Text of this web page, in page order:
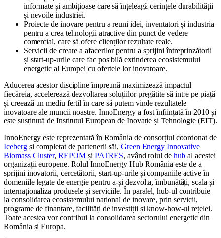
informate și ambițioase care să înțeleagă cerințele durabilității
și nevoile industriei.
Proiecte de inovare pentru a reuni idei, inventatori și industria
pentru a crea tehnologii atractive din punct de vedere
comercial, care să ofere clienților rezultate reale.
Servicii de creare a afacerilor pentru a sprijini întreprinzătorii
și start-up-urile care fac posibilă extinderea ecosistemului
energetic al Europei cu ofertele lor inovatoare.
Aducerea acestor discipline împreună maximizează impactul
fiecăreia, accelerează dezvoltarea soluțiilor pregătite să intre pe piață
și creează un mediu fertil în care să putem vinde rezultatele
inovatoare ale muncii noastre. InnoEnergy a fost înființată în 2010 și
este susținută de Institutul European de Inovație și Tehnologie (EIT).
InnoEnergy este reprezentată în România de consorțiul coordonat de
Iceberg și completat de partenerii săi, Green Energy Innovative
Biomass Cluster, REPOM și PATRES, având rolul de hub al acestei
organizații europene. Rolul InnoEnergy Hub România este de a
sprijini inovatorii, cercetătorii, start-up-urile și companiile active în
domeniile legate de energie pentru a-și dezvolta, îmbunătăți, scala și
internaționaliza produsele și serviciile. În paralel, hub-ul contribuie
la consolidarea ecosistemului național de inovare, prin servicii,
programe de finanțare, facilități de investiții și know-how-ul rețelei.
Toate acestea vor contribui la consolidarea sectorului energetic din
România și Europa.